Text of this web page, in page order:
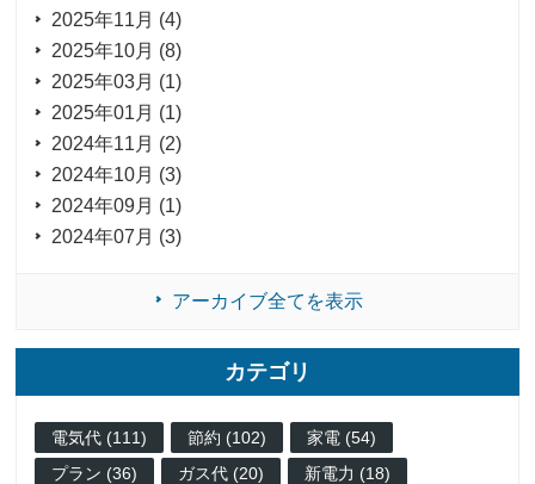
2025年11月 (4)
2025年10月 (8)
2025年03月 (1)
2025年01月 (1)
2024年11月 (2)
2024年10月 (3)
2024年09月 (1)
2024年07月 (3)
アーカイブ全てを表示
カテゴリ
電気代 (111) 節約 (102)
家電 (54)
プラン (36)
ガス代 (20)
新電力 (18)